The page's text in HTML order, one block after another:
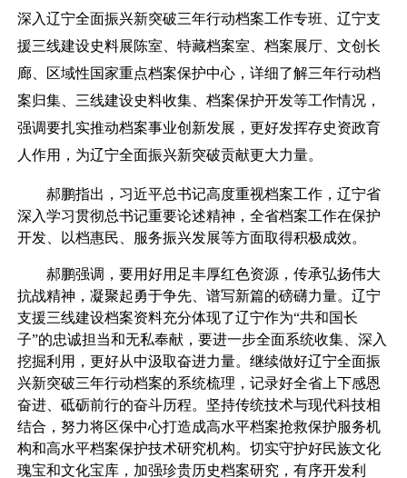
深入辽宁全面振兴新突破三年行动档案工作专班、辽宁支
援三线建设史料展陈室、特藏档案室、档案展厅、文创长
廊、区域性国家重点档案保护中心，详细了解三年行动档
案归集、三线建设史料收集、档案保护开发等工作情况，
强调要扎实推动档案事业创新发展，更好发挥存史资政育
人作用，为辽宁全面振兴新突破贡献更大力量。
郝鹏指出，习近平总书记高度重视档案工作，辽宁省
深入学习贯彻总书记重要论述精神，全省档案工作在保护
开发、以档惠民、服务振兴发展等方面取得积极成效。
郝鹏强调，要用好用足丰厚红色资源，传承弘扬伟大
抗战精神，凝聚起勇于争先、谱写新篇的磅礴力量。辽宁
支援三线建设档案资料充分体现了辽宁作为“共和国长
子”的忠诚担当和无私奉献，要进一步全面系统收集、深入
挖掘利用，更好从中汲取奋进力量。继续做好辽宁全面振
兴新突破三年行动档案的系统梳理，记录好全省上下感恩
奋进、砥砺前行的奋斗历程。坚持传统技术与现代科技相
结合，努力将区保中心打造成高水平档案抢救保护服务机
构和高水平档案保护技术研究机构。切实守护好民族文化
瑰宝和文化宝库，加强珍贵历史档案研究，有序开发利